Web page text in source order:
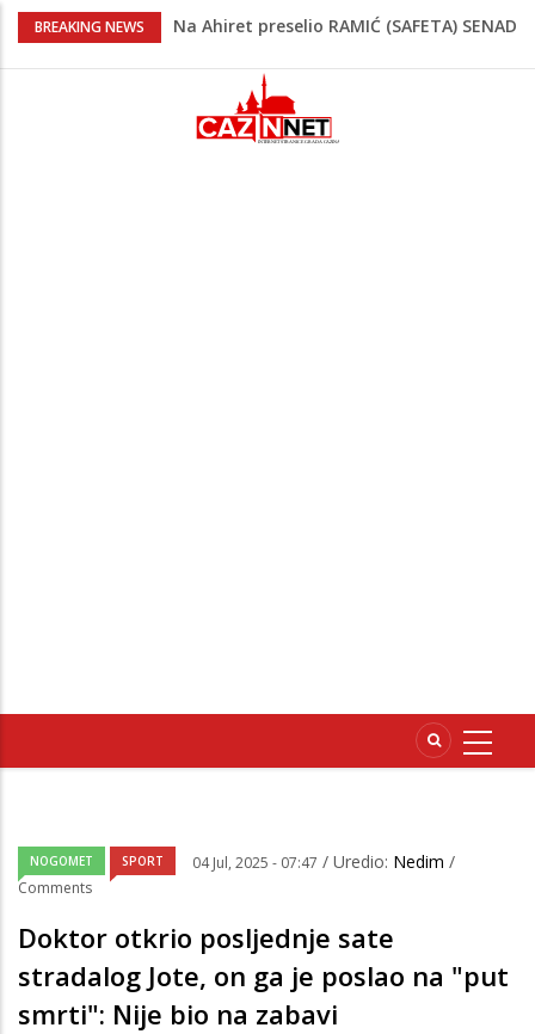
BREAKING NEWS
Na Ahiret preselio RAMIĆ (SAFETA) SENAD
BMW sa slovenskim tablicama završio u
rasvjetnom stubu
Evo gdje i kada nestaje struja u Krajini
NOGOMET SPORT 04 Jul, 2025 - 07:47 / Uredio: Nedim /
Comments
Doktor otkrio posljednje sate
stradalog Jote, on ga je poslao na "put
smrti": Nije bio na zabavi